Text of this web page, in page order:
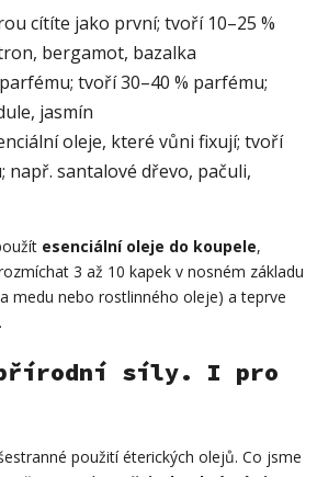
cítíte jako první; tvoří 10–25 %
bergamot, bazalka
tvoří 30–40 % parfému;
jasmín
oleje, které vůni fixují; tvoří
např. santalové dřevo, pačuli,
esenciální oleje do koupele,
3 až 10 kapek v nosném základu
medu nebo rostlinného oleje) a teprve
přírodní síly. I pro
použití éterických olejů. Co jsme